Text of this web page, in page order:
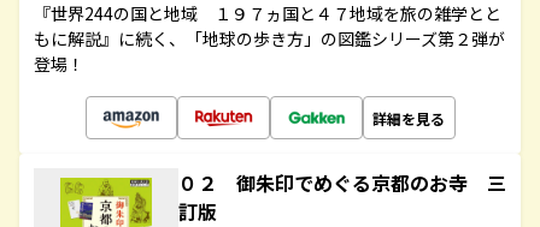
『世界244の国と地域 １９７ヵ国と４７地域を旅の雑学とと
もに解説』に続く、「地球の歩き方」の図鑑シリーズ第２弾が
登場！
詳細を見る
０２ 御朱印でめぐる京都のお寺 三
訂版